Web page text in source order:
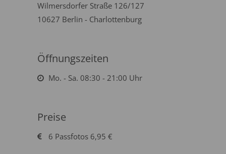
Wilmersdorfer Straße 126/127
10627 Berlin - Charlottenburg
Öffnungszeiten
Mo. - Sa. 08:30 - 21:00 Uhr
Preise
6 Passfotos 6,95 €